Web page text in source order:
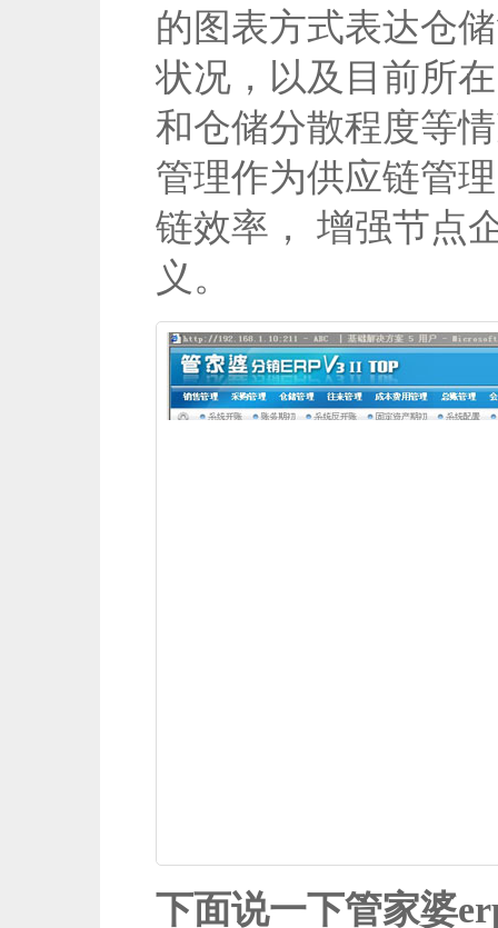
的图表方式表达仓
状况，以及目前所
和仓储分散程度等
管理作为供应链管
链效率， 增强节点
义。
下面说一下管家婆